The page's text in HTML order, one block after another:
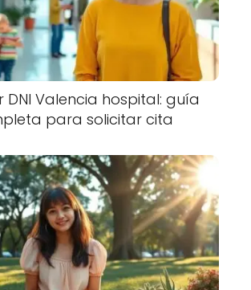
DNI Valencia hospital: guía
para solicitar cita